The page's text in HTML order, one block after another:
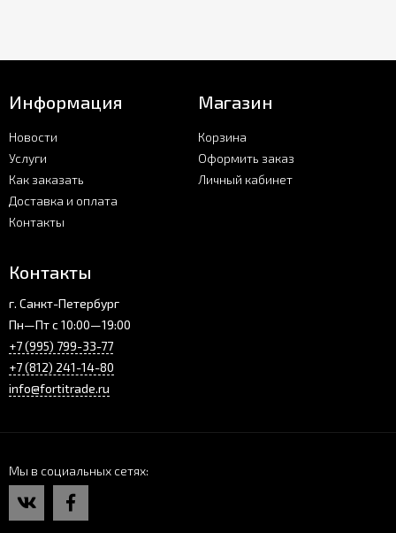
Информация
Новости
Услуги
Как заказать
Доставка и оплата
Контакты
Магазин
Корзина
Оформить заказ
Личный кабинет
Контакты
г. Санкт-Петербург
Пн—Пт с 10:00—19:00
+7 (995) 799-33-77
+7 (812) 241-14-80
info@fortitrade.ru
Мы в социальных сетях